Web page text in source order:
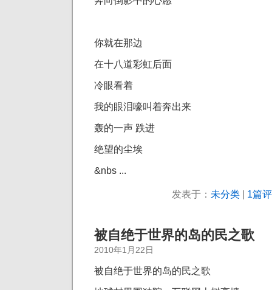
你就在那边
在十八道彩虹后面
冷眼看着
我的眼泪嚎叫着奔出来
轰的一声 跌进
绝望的尘埃
&nbs ...
发表于： 未分类 1篇
被自绝于世界的岛的民之歌
2010年1月22日
被自绝于世界的岛的民之歌